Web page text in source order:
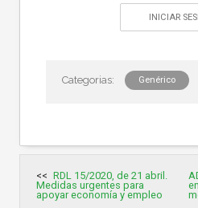
INICIAR
Genérico
de
entradas
RDL 15/2020, de 21 abril.
Medidas urgentes para
apoyar economía y empleo